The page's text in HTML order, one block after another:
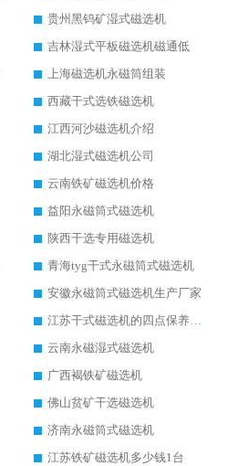
贵州黑钨矿湿式磁选机
吉林湿式平板磁选机磁通低
上海磁选机永磁筒组装
西藏干式选铁磁选机
江西河沙磁选机介绍
湖北湿式磁选机公司
云南铁矿磁选机价格
益阳永磁筒式磁选机
陕西干选专用磁选机
青海tyg干式永磁筒式磁选机
安徽永磁筒式磁选机生产厂家
江苏干式磁选机的四点保养秘籍
云南永磁湿式磁选机
广西褐铁矿磁选机
佛山贫矿干选磁选机
济南永磁筒式磁选机
江苏铁矿磁选机多少钱1台